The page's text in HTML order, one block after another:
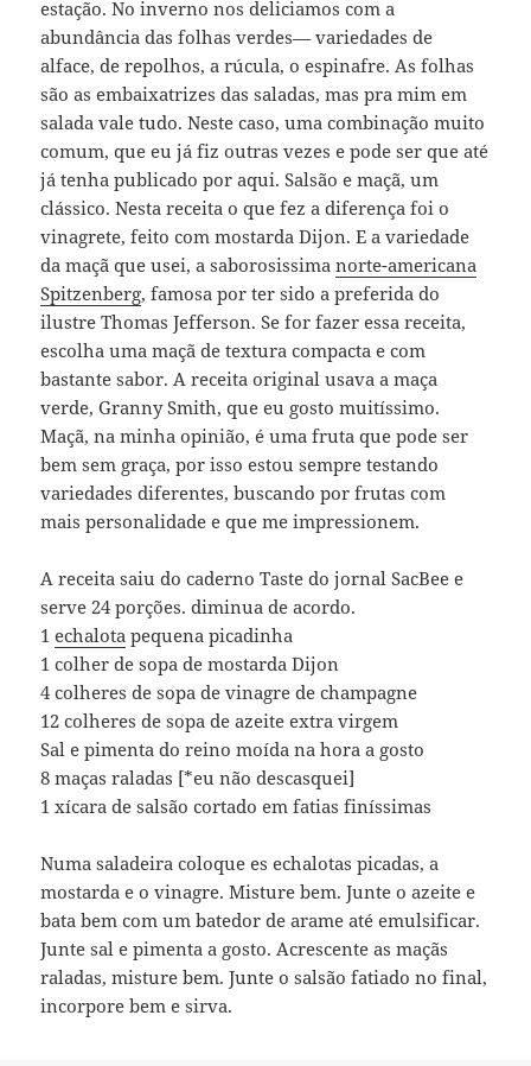
estação. No inverno nos deliciamos com a
abundância das folhas verdes— variedades de
alface, de repolhos, a rúcula, o espinafre. As folhas
são as embaixatrizes das saladas, mas pra mim em
salada vale tudo. Neste caso, uma combinação muito
comum, que eu já fiz outras vezes e pode ser que até
já tenha publicado por aqui. Salsão e maçã, um
clássico. Nesta receita o que fez a diferença foi o
vinagrete, feito com mostarda Dijon. E a variedade
da maçã que usei, a saborosissimanorte-americana
Spitzenberg, famosa por ter sido a preferida do
ilustre Thomas Jefferson. Se for fazer essa receita,
escolha uma maçã de textura compacta e com
bastante sabor. A receita original usava a maça
verde, Granny Smith, que eu gosto muitíssimo.
Maçã, na minha opinião, é uma fruta que pode ser
bem sem graça, por isso estou sempre testando
variedades diferentes, buscando por frutas com
mais personalidade e que me impressionem.
A receita saiu do caderno Taste do jornal SacBee e
serve 24 porções. diminua de acordo.
1echalota pequena picadinha
1 colher de sopa de mostarda Dijon
4 colheres de sopa de vinagre de champagne
12 colheres de sopa de azeite extra virgem
Sal e pimenta do reino moída na hora a gosto
8 maças raladas [*eu não descasquei]
1 xícara de salsão cortado em fatias finíssimas
Numa saladeira coloque es echalotas picadas, a
mostarda e o vinagre. Misture bem. Junte o azeite e
bata bem com um batedor de arame até emulsificar.
Junte sal e pimenta a gosto. Acrescente as maçãs
raladas, misture bem. Junte o salsão fatiado no final,
incorpore bem e sirva.